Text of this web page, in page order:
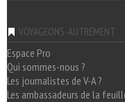
VOYAGEONS-AUTREMENT
Espace Pro
Qui sommes-nous ?
Les journalistes de V-A ?
Les ambassadeurs de la